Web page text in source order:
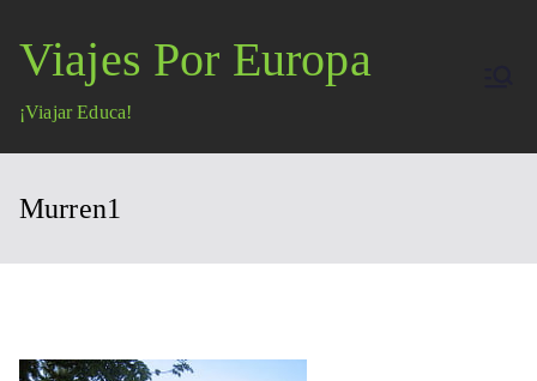
contenido
Viajes Por Europa
¡Viajar Educa!
Murren1